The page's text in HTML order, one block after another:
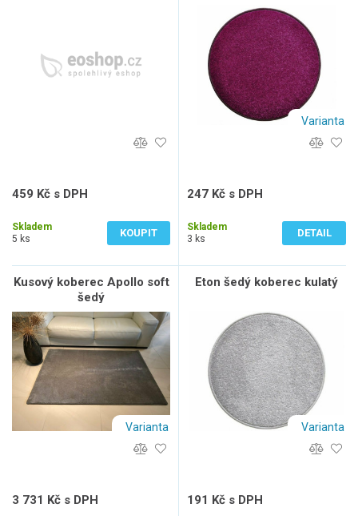
459 Kč s DPH
Skladem
5 ks
KOUPIT
Varianta
247 Kč s DPH
Skladem
3 ks
DETAIL
Kusový koberec Apollo soft
šedý
Varianta
3 731 Kč s DPH
Eton šedý koberec kulatý
Varianta
191 Kč s DPH